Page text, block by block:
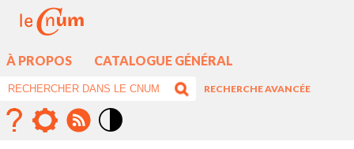
À PROPOS CATALOGUE GÉNÉRAL
RECHERCHE AVANCÉE